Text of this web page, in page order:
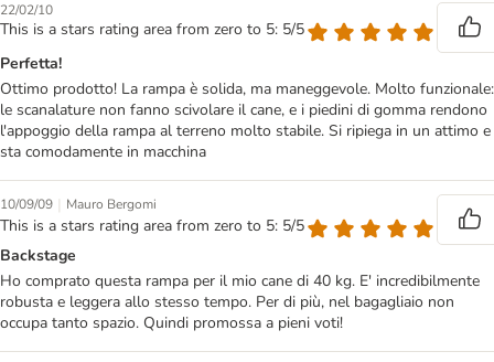
22/02/10
This is a stars rating area from zero to 5: 5/5
Perfetta!
Ottimo prodotto! La rampa è solida, ma maneggevole. Molto funzionale:
le scanalature non fanno scivolare il cane, e i piedini di gomma rendono
l'appoggio della rampa al terreno molto stabile. Si ripiega in un attimo e
sta comodamente in macchina
10/09/09 | Mauro Bergomi
This is a stars rating area from zero to 5: 5/5
Backstage
Ho comprato questa rampa per il mio cane di 40 kg. E' incredibilmente
robusta e leggera allo stesso tempo. Per di più, nel bagagliaio non
occupa tanto spazio. Quindi promossa a pieni voti!